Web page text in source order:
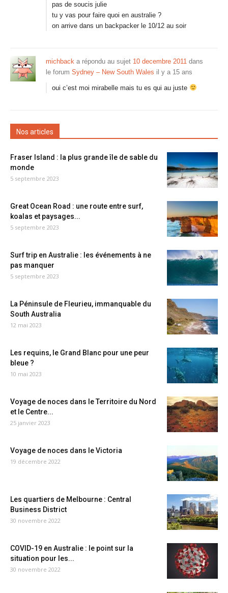
pas de soucis julie
tu y vas pour faire quoi en australie ?
on arrive dans un backpacker le 10/12 au soir
michback a répondu au sujet 10 decembre 2011 dans
le forum Sydney – New South Wales il y a 15 ans
oui c’est moi mirabelle mais tu es qui au juste
Nos articles
Fraser Island : la plus grande île de sable du
monde
5 septembre 2023
Great Ocean Road : une route entre surf,
koalas et paysages...
5 septembre 2023
Surf trip en Australie : les événements à ne
pas manquer
5 septembre 2023
La Péninsule de Fleurieu, immanquable du
South Australia
12 mai 2023
Les requins, le Grand Blanc pour une peur
bleue ?
10 mai 2023
Voyage de noces dans le Territoire du Nord
et le Centre...
25 janvier 2023
Voyage de noces dans le Victoria
19 décembre 2022
Les quartiers de Melbourne : Central
Business District
30 novembre 2022
COVID-19 en Australie : le point sur la
situation pour les...
30 novembre 2022